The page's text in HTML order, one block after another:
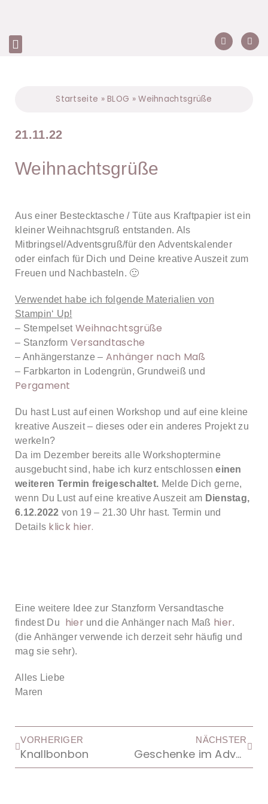
Startseite »BLOG »Weihnachtsgrüße
21.11.22
Weihnachtsgrüße
Aus einer Bestecktasche / Tüte aus Kraftpapier ist ein
kleiner Weihnachtsgruß entstanden. Als
Mitbringsel/Adventsgruß/für den Adventskalender
oder einfach für Dich und Deine kreative Auszeit zum
Freuen und Nachbasteln. 🙂
Verwendet habe ich folgende Materialien von
Stampin‘ Up!
– Stempelset Weihnachtsgrüße
– Stanzform Versandtasche
– Anhängerstanze – Anhänger nach Maß
– Farbkarton in Lodengrün, Grundweiß und
Pergament
Du hast Lust auf einen Workshop und auf eine kleine
kreative Auszeit – dieses oder ein anderes Projekt zu
werkeln?
Da im Dezember bereits alle Workshoptermine
ausgebucht sind, habe ich kurz entschlosseneinen
weiteren Termin freigeschaltet. Melde Dich gerne,
wenn Du Lust auf eine kreative Auszeit am Dienstag,
6.12.2022 von 19 – 21.30 Uhr hast. Termin und
Details klick hier.
Eine weitere Idee zur Stanzform Versandtasche
findest Du hier und die Anhänger nach Maß hier.
(die Anhänger verwende ich derzeit sehr häufig und
mag sie sehr).
Alles Liebe
Maren
VORHERIGER
Knallbonbon
NÄCHSTER
Geschenke im Advent